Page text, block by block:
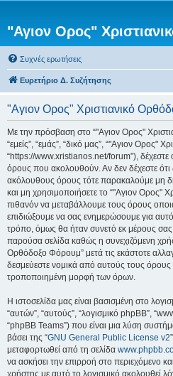
"Αγιον Ορος"
Συχνές ερωτήσεις
Ευρετήριο Δ. Συζήτησης
"Αγιον Ορος" Χριστιανικό
Με την πρόσβαση στο “"Αγιον Ορος"
“εμείς”, “εμάς”, “δικό μας”, “"Αγιον Ορος"
“https://www.xristianos.net/forum”), δέχεστε
όρους που ακολουθούν. Αν δεν δέχεστε
ακόλουθους όρους τότε παρακαλούμε μη
και μη χρησιμοποιήσετε το “"Αγιον Ορος"
πιθανόν να μεταβάλλουμε τους όρους
επιδιώξουμε να σας ενημερώσουμε για
τρόπο, όμως θα ήταν συνετό εκ μέρους σας
παρούσα σελίδα καθώς η συνεχιζόμενη
Ορθόδοξο Φόρουμ” μετά τις εκάστοτε
δεσμεύεστε νομικά από αυτούς τους όρους
τροποποιημένη μορφή των όρων.
Η ιστοσελίδα μας είναι βασισμένη στο
“αυτών”, “αυτούς”, “λογισμικό phpBB”,
“phpBB Teams”) που είναι μια λύση
βάσει της “GNU General Public License v2
μεταφορτωθεί από τη σελίδα
να ασκήσει την επιρροή στο περιεχόμενο
χρήστης με αυτό το λογισμικό ακολουθεί